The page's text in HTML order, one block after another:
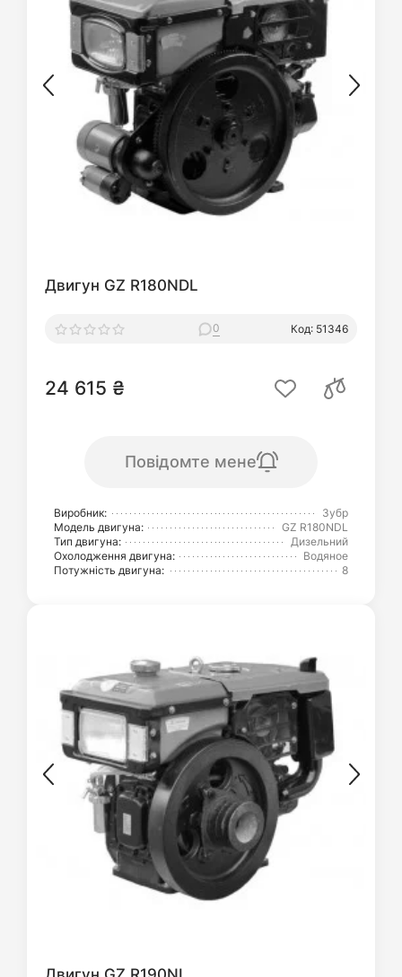
Двигун GZ R180NDL
0 Код: 51346
24 615 ₴
Повідомте мене
Виробник:
Зубр
Модель двигуна:
GZ R180NDL
Тип двигуна:
Дизельний
Охолодження двигуна:
Водяное
Потужність двигуна:
8